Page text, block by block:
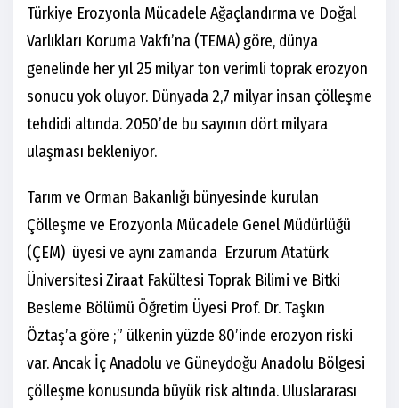
Türkiye Erozyonla Mücadele Ağaçlandırma ve Doğal
Varlıkları Koruma Vakfı’na (TEMA) göre, dünya
genelinde her yıl 25 milyar ton verimli toprak erozyon
sonucu yok oluyor. Dünyada 2,7 milyar insan çölleşme
tehdidi altında. 2050’de bu sayının dört milyara
ulaşması bekleniyor.
Tarım ve Orman Bakanlığı bünyesinde kurulan
Çölleşme ve Erozyonla Mücadele Genel Müdürlüğü
(ÇEM) üyesi ve aynı zamanda Erzurum Atatürk
Üniversitesi Ziraat Fakültesi Toprak Bilimi ve Bitki
Besleme Bölümü Öğretim Üyesi Prof. Dr. Taşkın
Öztaş’a göre ;” ülkenin yüzde 80’inde erozyon riski
var. Ancak İç Anadolu ve Güneydoğu Anadolu Bölgesi
çölleşme konusunda büyük risk altında. Uluslararası